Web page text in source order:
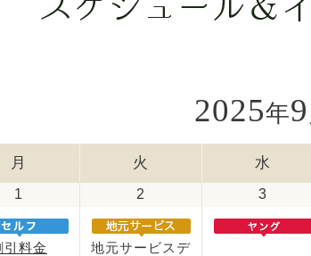
2025年9
月 火 水
1
引料金
2
地元サービスデ
3